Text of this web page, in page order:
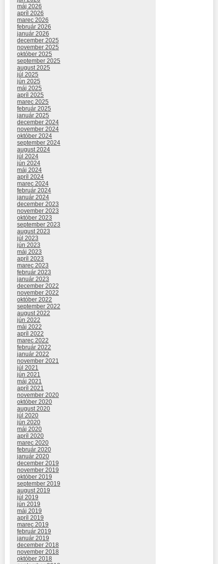
máj 2026
apríl 2026
marec 2026
február 2026
január 2026
december 2025
november 2025
október 2025
september 2025
august 2025
júl 2025
jún 2025
máj 2025
apríl 2025
marec 2025
február 2025
január 2025
december 2024
november 2024
október 2024
september 2024
august 2024
júl 2024
jún 2024
máj 2024
apríl 2024
marec 2024
február 2024
január 2024
december 2023
november 2023
október 2023
september 2023
august 2023
júl 2023
jún 2023
máj 2023
apríl 2023
marec 2023
február 2023
január 2023
december 2022
november 2022
október 2022
september 2022
august 2022
jún 2022
máj 2022
apríl 2022
marec 2022
február 2022
január 2022
november 2021
júl 2021
jún 2021
máj 2021
apríl 2021
november 2020
október 2020
august 2020
júl 2020
jún 2020
máj 2020
apríl 2020
marec 2020
február 2020
január 2020
december 2019
november 2019
október 2019
september 2019
august 2019
júl 2019
jún 2019
máj 2019
apríl 2019
marec 2019
február 2019
január 2019
december 2018
november 2018
október 2018